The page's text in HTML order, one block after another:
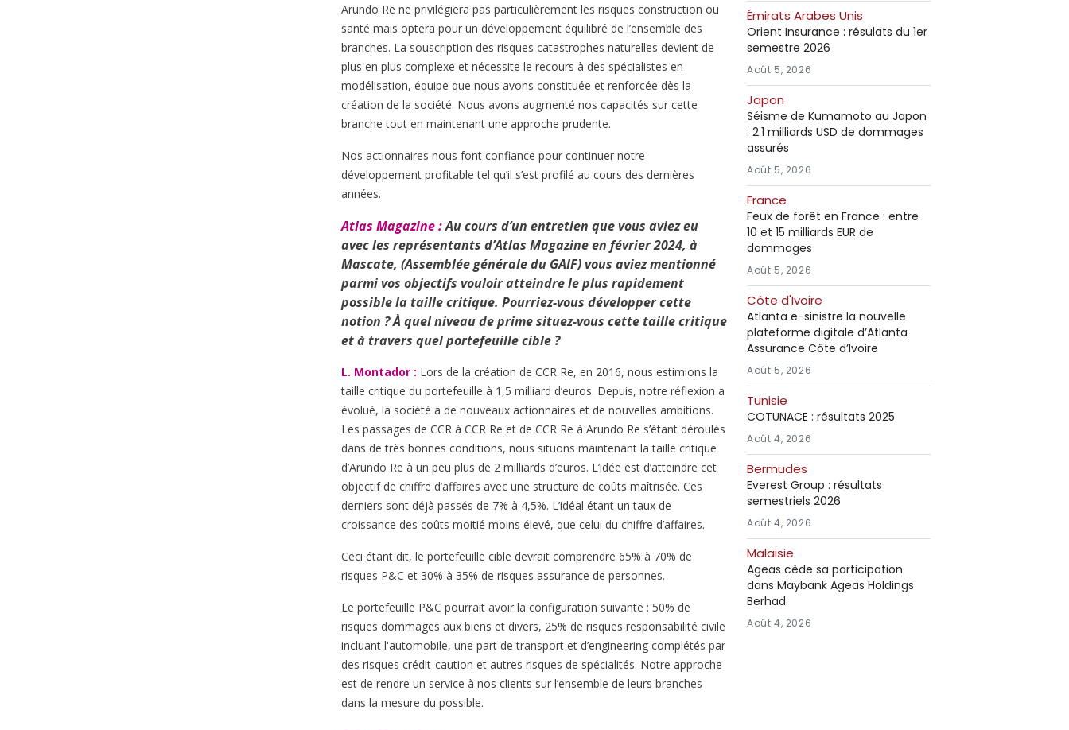
Arundo Re ne privilégiera pas particulièrement les risques construction ou
santé mais optera pour un développement équilibré de l’ensemble des
branches. La souscription des risques catastrophes naturelles devient de
plus en plus complexe et nécessite le recours à des spécialistes en
modélisation, équipe que nous avons constituée et renforcée dès la
création de la société. Nous avons augmenté nos capacités sur cette
branche tout en maintenant une approche prudente.
Nos actionnaires nous font confiance pour continuer notre
développement profitable tel qu’il s’est profilé au cours des dernières
années.
Atlas Magazine :Au cours d’un entretien que vous aviez eu
avec les représentants d’Atlas Magazine en février 2024, à
Mascate, (Assemblée générale du GAIF) vous aviez mentionné
parmi vos objectifs vouloir atteindre le plus rapidement
possible la taille critique. Pourriez-vous développer cette
notion ? À quel niveau de prime situez-vous cette taille critique
et à travers quel portefeuille cible ?
L. Montador : Lors de la création de CCR Re, en 2016, nous estimions la
taille critique du portefeuille à 1,5 milliard d’euros. Depuis, notre réflexion a
évolué, la société a de nouveaux actionnaires et de nouvelles ambitions.
Les passages de CCR à CCR Re et de CCR Re à Arundo Re s’étant déroulés
dans de très bonnes conditions, nous situons maintenant la taille critique
d’Arundo Re à un peu plus de 2 milliards d’euros. L’idée est d’atteindre cet
objectif de chiffre d’affaires avec une structure de coûts maîtrisée. Ces
derniers sont déjà passés de 7% à 4,5%. L’idéal étant un taux de
croissance des coûts moitié moins élevé, que celui du chiffre d’affaires.
Ceci étant dit, le portefeuille cible devrait comprendre 65% à 70% de
risques P&C et 30% à 35% de risques assurance de personnes.
Le portefeuille P&C pourrait avoir la configuration suivante : 50% de
risques dommages aux biens et divers, 25% de risques responsabilité civile
incluant l'automobile, une part de transport et d’engineering complétés par
des risques crédit-caution et autres risques de spécialités. Notre approche
est de rendre un service à nos clients sur l’ensemble de leurs branches
dans la mesure du possible.
Émirats Arabes Unis
Orient Insurance : résulats du 1er
semestre 2026
Août 5, 2026
Japon
Séisme de Kumamoto au Japon
: 2.1 milliards USD de dommages
assurés
Août 5, 2026
France
Feux de forêt en France : entre
10 et 15 milliards EUR de
dommages
Août 5, 2026
Côte d'Ivoire
Atlanta e-sinistre la nouvelle
plateforme digitale d’Atlanta
Assurance Côte d’Ivoire
Août 5, 2026
Tunisie
COTUNACE : résultats 2025
Août 4, 2026
Bermudes
Everest Group : résultats
semestriels 2026
Août 4, 2026
Malaisie
Ageas cède sa participation
dans Maybank Ageas Holdings
Berhad
Août 4, 2026